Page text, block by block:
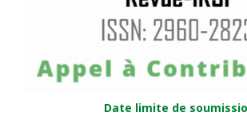
Date limite de